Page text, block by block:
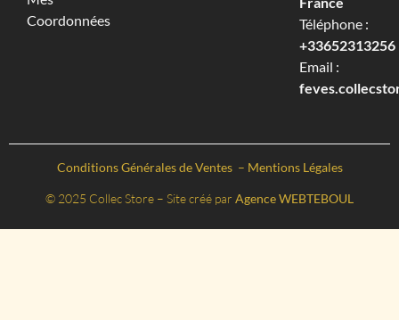
Coordonnées
Téléphone :
+33652313256‬
Email :
Conditions Générales de Ventes – Mentions Légales
© 2025 Collec Store – Site créé par Agence WEBTEBOUL